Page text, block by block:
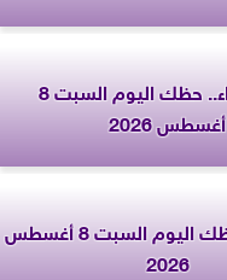
برج العذراء.. حظك اليوم السبت 8
أغسطس 2026
برج الأسد.. حظك اليوم السبت 8 أغسطس
2026